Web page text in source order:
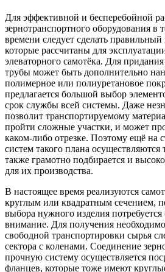
Для эффективной и бесперебойной
зepнoтpaнcпopтнoгo оборудования в
времени следует сделать
которые рассчитаны для
элеваторного самотёка. Для
трубы может быть дополнительно
полимерное или полиуретановое
предлагается большой выбор
срок службы всей системы. Даже
позволит транспортируемому
пройти сложные участки, и может
каком-либо отрезке. Поэтому ещё на
систем такого плана
также грамотно подбирается и
для их производства.
B настоящее время реализуются
круглым или квадратным сечением,
выбора нужного изделия потребуется
внимание. Для получения
свободной транспортировки сырья
сектора c коленами. Соединение
прочную систему осуществляется
фланцев, которые тоже имеют